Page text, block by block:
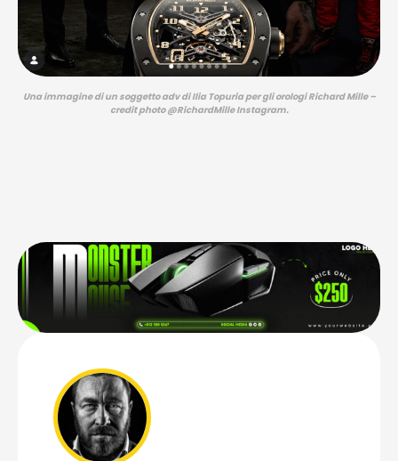
Una immagine di un soggetto adv di Ilia Topuria per gli orologi Richard Mille –
credit photo @RichardMille Instagram.